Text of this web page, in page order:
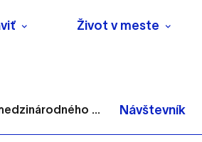
Život v meste
... Návštevník